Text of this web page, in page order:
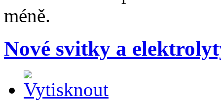
méně.
Nové svitky a